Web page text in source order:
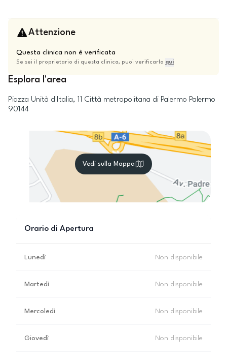
Attenzione
Questa clinica non è verificata
Se sei il proprietario di questa clinica, puoi verificarla qui
Esplora l'area
Piazza Unità d'Italia, 11 Città metropolitana di Palermo Palermo
90144
Vedi sulla Mappa
Orario di Apertura
Lunedì Non disponibile
Martedì Non disponibile
Mercoledì Non disponibile
Giovedì Non disponibile